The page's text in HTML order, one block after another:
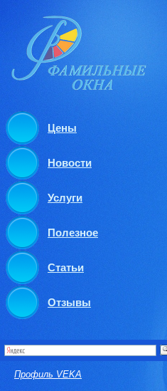
Цены
Новости
Услуги
Полезное
Статьи
Отзывы
Профиль VEKA